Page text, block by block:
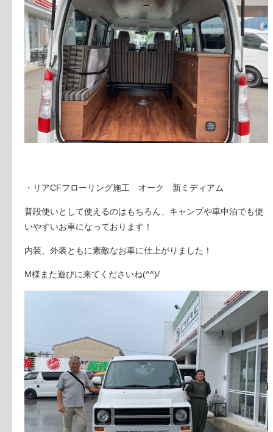
・リアCFフローリング施工 オーク 新ミディアム
普段使いとして使えるのはもちろん、キャンプや車中泊でも使
いやすいお車になっております！
内装、外装ともに素敵なお車に仕上がりました！
M様また遊びに来てくださいね(^^)/